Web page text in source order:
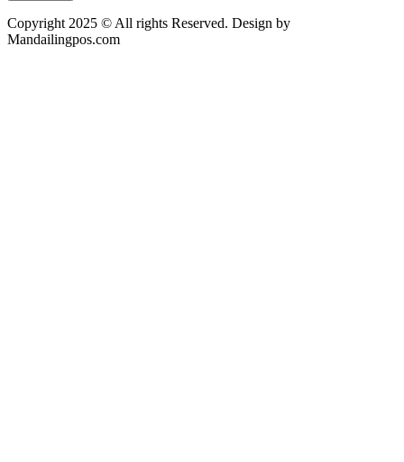
Copyright 2025 © All rights Reserved. Design by
Mandailingpos.com